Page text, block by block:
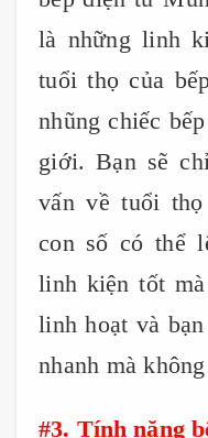
là những linh
tuổi thọ của
nhũng chiếc
giới. Bạn sẽ
vấn về tuổi
con số có thể
linh kiện tốt
linh hoạt và
nhanh mà
#3. Tính năng